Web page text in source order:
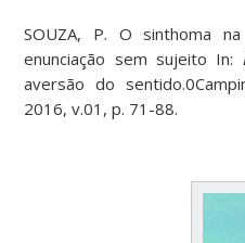
SOUZA, P. O sinthoma
enunciação sem sujeito In:
aversão do
2016, v.01, p. 71-88.